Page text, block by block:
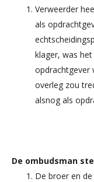
Verweerder
als
klager, was
opdrachtgever
overleg zou
alsnog als
De ombudsman
De broer en